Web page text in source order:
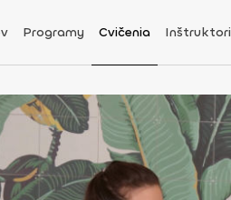
Programy Cvičenia Inštruktori